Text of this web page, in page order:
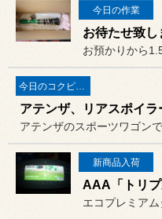
今日の作業
今日のコクピット西部
アテンザ、リアスポイラ
新商品入荷